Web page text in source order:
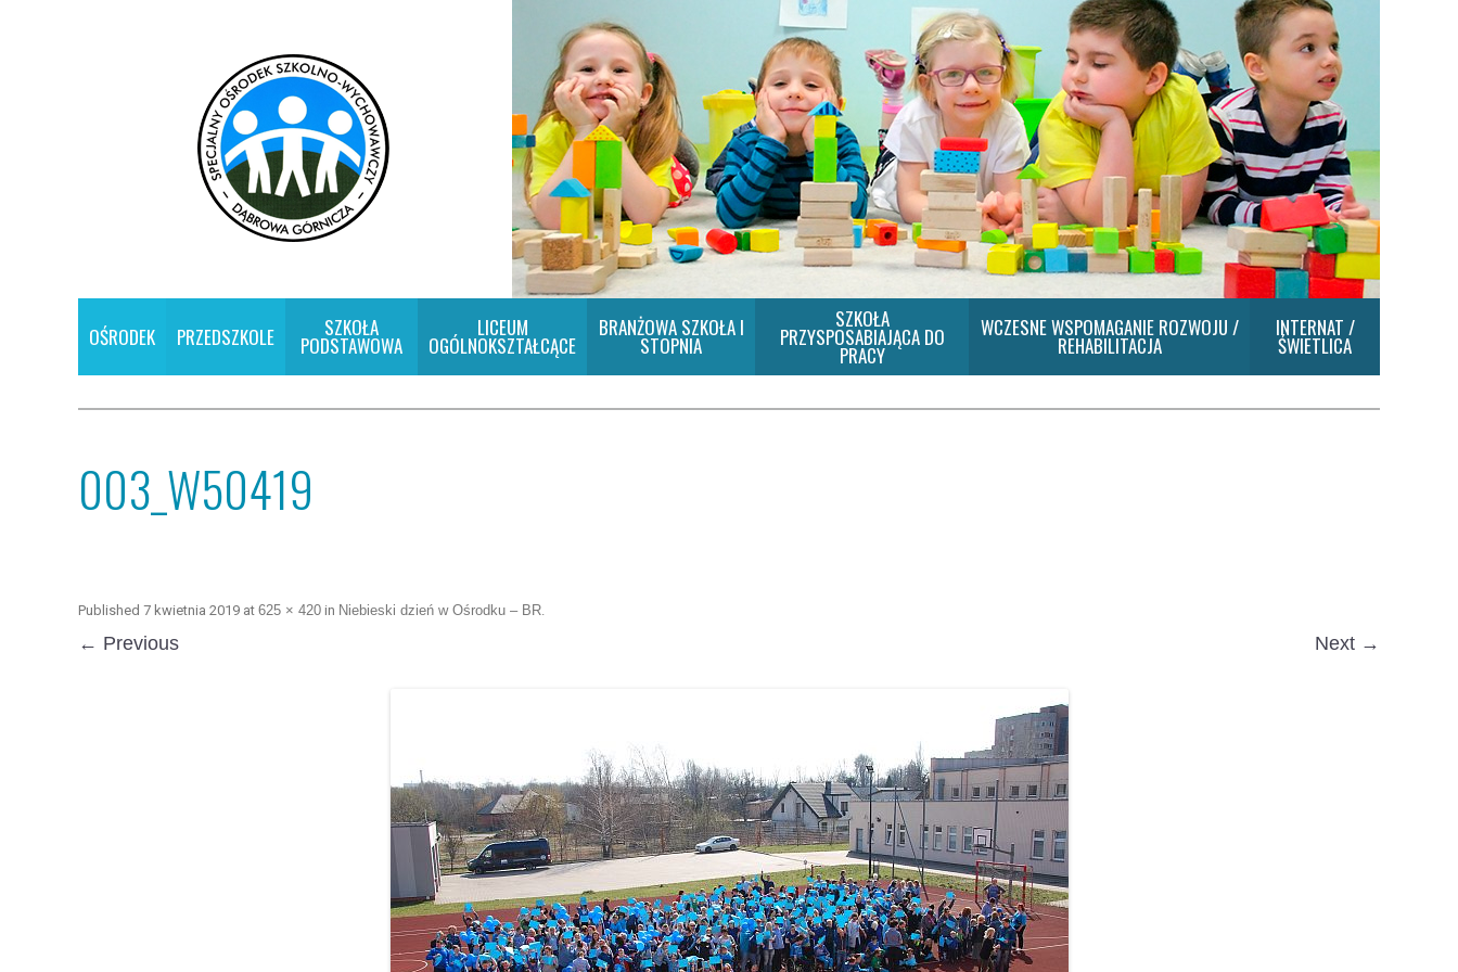
OŚRODEK PRZEDSZKOLE SZKOŁA
PODSTAWOWA
LICEUM
OGÓLNOKSZTAŁCĄCE
BRANŻOWA SZKOŁA I
STOPNIA
SZKOŁA
PRZYSPOSABIAJĄCA DO
PRACY
WCZESNE WSPOMAGANIE ROZWOJU /
REHABILITACJA
INTERNAT /
ŚWIETLICA
003_W50419
Published 7 kwietnia 2019 at 625 × 420 in Niebieski dzień w Ośrodku – BR.
← Previous Next →